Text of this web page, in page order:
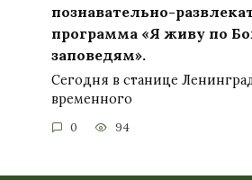
познавательно-
программа «Я живу по
заповедям».
Сегодня в станице
временного
0 94